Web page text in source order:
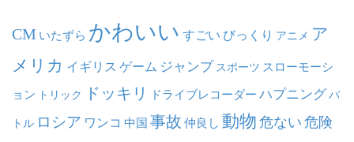
CM いたずら かわいい すごい びっくり アニメ ア
メリカ イギリス ゲーム ジャンプ スポーツ スローモーシ
ョン トリック ドッキリ ドライブレコーダー ハプニング バ
トル ロシア ワンコ 中国 事故 仲良し 動物 危ない 危険